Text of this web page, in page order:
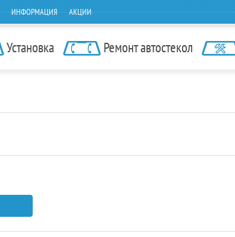
ИНФОРМАЦИЯ АКЦИИ
Установка Ремонт автостекол